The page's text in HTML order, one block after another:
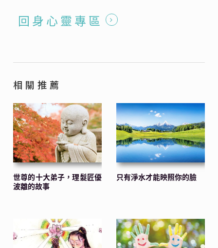
回 身 心 靈 專 區
相 關 推 薦
世尊的十大弟子，理髮匠優
波離的故事
只有淨水才能映照你的臉